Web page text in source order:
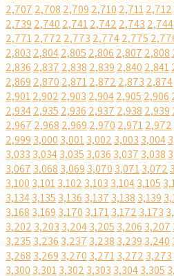
2,707 2,708 2,709 2,710 2,7112,712
2,739 2,740 2,7412,742 2,743 2,744
2,7712,772 2,773 2,7742,775
2,803 2,8042,805 2,806 2,807 2,808
2,836 2,837 2,838 2,839 2,840 2,841
2,869 2,870 2,8712,872 2,873 2,874
2,9012,902 2,903 2,9042,905 2,906
2,9342,935 2,936 2,937 2,938 2,939
2,967 2,968 2,969 2,970 2,9712,972
2,999 3,000 3,0013,002 3,003 3,004
3,033 3,0343,035 3,036 3,037 3,038
3,067 3,068 3,069 3,070 3,0713,072
3,100 3,1013,102 3,103 3,1043,105
3,1343,135 3,136 3,137 3,138 3,139
3,168 3,169 3,170 3,1713,172 3,173
3,202 3,203 3,2043,205 3,206 3,207
3,235 3,236 3,237 3,238 3,239 3,240
3,268 3,269 3,270 3,2713,272 3,273
3,300 3,3013,302 3,303 3,3043,305